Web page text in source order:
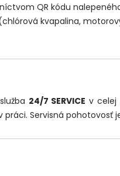
QR kódu
kvapalina,
24/7 SERVICE v celej
Servisná pohotovosť